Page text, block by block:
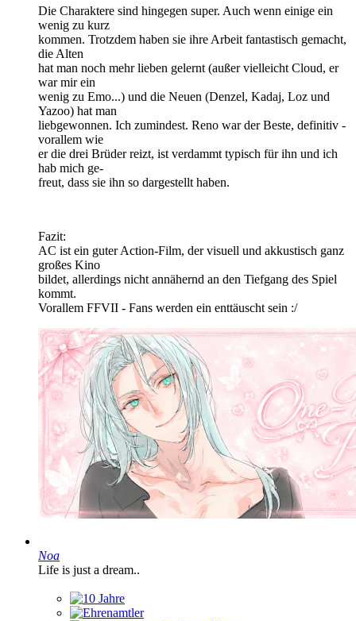
Die Charaktere sind hingegen super. Auch wenn einige ein
wenig zu kurz
kommen. Trotzdem haben sie ihre Arbeit fantastisch gemacht,
die Alten
hat man noch mehr lieben gelernt (außer vielleicht Cloud, er
war mir ein
wenig zu Emo...) und die Neuen (Denzel, Kadaj, Loz und
Yazoo) hat man
liebgewonnen. Ich zumindest. Reno war der Beste, definitiv -
vorallem wie
er die drei Brüder reizt, ist verdammt typisch für ihn und ich
hab mich ge-
freut, dass sie ihn so dargestellt haben.
Fazit:
AC ist ein guter Action-Film, der visuell und akkustisch ganz
großes Kino
bildet, allerdings nicht annähernd an den Tiefgang des Spiel
kommt.
Vorallem FFVII - Fans werden ein enttäuscht sein :/
Noa
Life is just a dream..